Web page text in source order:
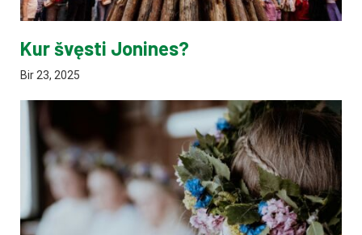
Kur švęsti Jonines?
Bir 23, 2025